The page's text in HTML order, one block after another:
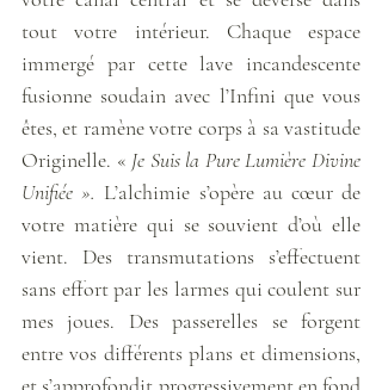
tout votre intérieur. Chaque espace
immergé par cette lave incandescente
fusionne soudain avec l’Infini que vous
êtes, et ramène votre corps à sa vastitude
Originelle. « Je Suis la Pure Lumière Divine
Unifiée ». L’alchimie s’opère au cœur de
votre matière qui se souvient d’où elle
vient. Des transmutations s’effectuent
sans effort par les larmes qui coulent sur
mes joues. Des passerelles se forgent
entre vos différents plans et dimensions,